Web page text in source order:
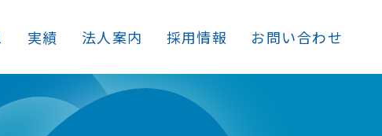
実績 法人案内 採用情報 お問い合わせ